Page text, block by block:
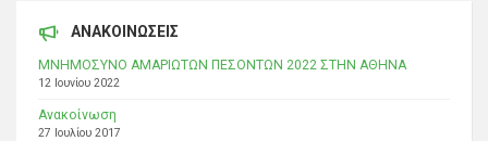
ΑΝΑΚΟΙΝΩΣΕΙΣ
ΜΝΗΜΟΣΥΝΟ ΑΜΑΡΙΩΤΩΝ ΠΕΣΟΝΤΩΝ 2022 ΣΤΗΝ ΑΘΗΝΑ
12 Ιουνίου 2022
Ανακοίνωση
27 Ιουλίου 2017